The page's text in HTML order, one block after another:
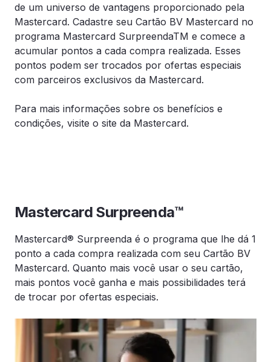
de um universo de vantagens proporcionado pela
Mastercard. Cadastre seu Cartão BV Mastercard no
programa Mastercard SurpreendaTM e comece a
acumular pontos a cada compra realizada. Esses
pontos podem ser trocados por ofertas especiais
com parceiros exclusivos da Mastercard.
Para mais informações sobre os benefícios e
condições, visite o site da Mastercard.
Mastercard Surpreenda™
Mastercard® Surpreenda é o programa que lhe dá 1
ponto a cada compra realizada com seu Cartão BV
Mastercard. Quanto mais você usar o seu cartão,
mais pontos você ganha e mais possibilidades terá
de trocar por ofertas especiais.